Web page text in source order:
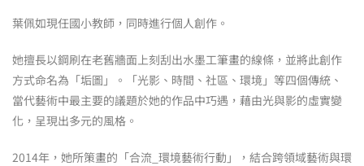
葉佩如現任國小教師，同時進行個人創作。
她擅長以鋼刷在老舊牆面上刻刮出水墨工筆畫的線條，並將此創作
方式命名為「垢圖」。「光影、時間、社區、環境」等四個傳統、
當代藝術中最主要的議題於她的作品中巧遇，藉由光與影的虛實變
化，呈現出多元的風格。
2014年，她所策畫的「合流_環境藝術行動」，結合跨領域藝術與環